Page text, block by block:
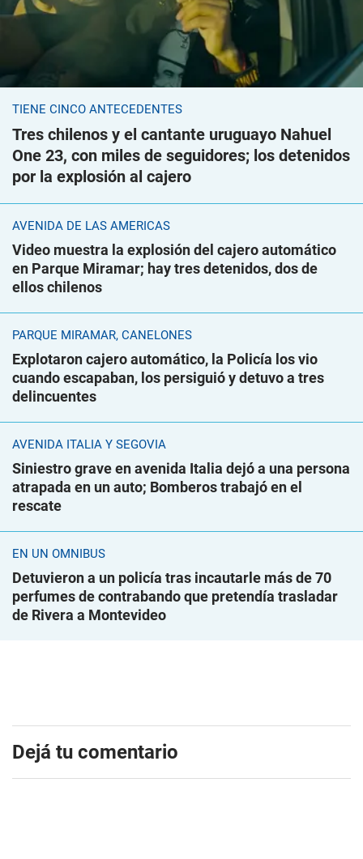
TIENE CINCO ANTECEDENTES
Tres chilenos y el cantante uruguayo Nahuel
One 23, con miles de seguidores; los detenidos
por la explosión al cajero
AVENIDA DE LAS AMÉRICAS
Video muestra la explosión del cajero automático
en Parque Miramar; hay tres detenidos, dos de
ellos chilenos
PARQUE MIRAMAR, CANELONES
Explotaron cajero automático, la Policía los vio
cuando escapaban, los persiguió y detuvo a tres
delincuentes
AVENIDA ITALIA Y SEGOVIA
Siniestro grave en avenida Italia dejó a una persona
atrapada en un auto; Bomberos trabajó en el
rescate
EN UN ÓMNIBUS
Detuvieron a un policía tras incautarle más de 70
perfumes de contrabando que pretendía trasladar
de Rivera a Montevideo
Dejá tu comentario